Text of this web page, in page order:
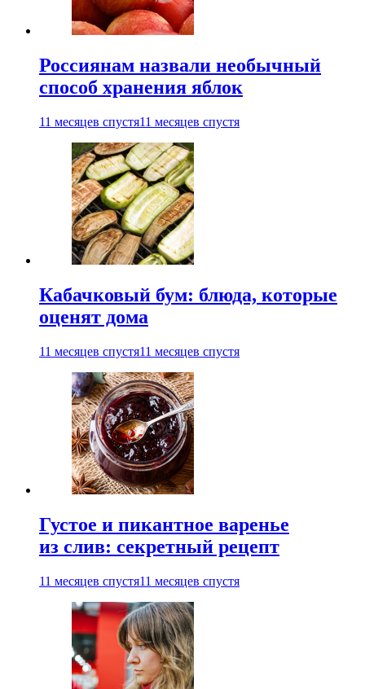
Россиянам назвали необычный
способ хранения яблок
11 месяцев спустя11 месяцев спустя
Кабачковый бум: блюда, которые
оценят дома
11 месяцев спустя11 месяцев спустя
Густое и пикантное варенье
из слив: секретный рецепт
11 месяцев спустя11 месяцев спустя